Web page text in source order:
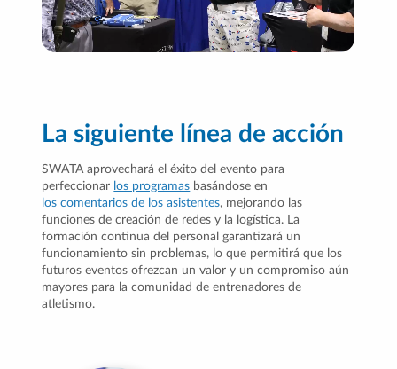
La siguiente línea de acción
SWATA aprovechará el éxito del evento para
perfeccionar los programas basándose en
los comentarios de los asistentes, mejorando las
funciones de creación de redes y la logística. La
formación continua del personal garantizará un
funcionamiento sin problemas, lo que permitirá que los
futuros eventos ofrezcan un valor y un compromiso aún
mayores para la comunidad de entrenadores de
atletismo.